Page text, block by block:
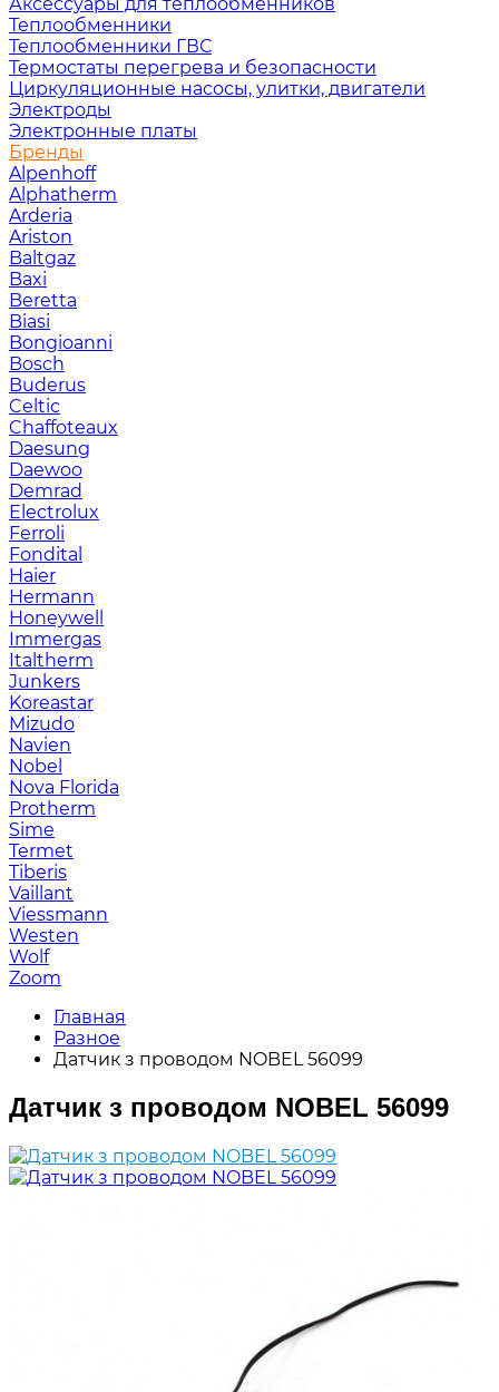
Теплообменники
Теплообменники ГВС
Термостаты перегрева и безопасности
Циркуляционные насосы, улитки, двигатели
Электроды
Электронные платы
Бренды
Alpenhoff
Alphatherm
Arderia
Ariston
Baltgaz
Baxi
Beretta
Biasi
Bongioanni
Bosch
Buderus
Celtic
Chaffoteaux
Daesung
Daewoo
Demrad
Electrolux
Ferroli
Fondital
Haier
Hermann
Honeywell
Immergas
Italtherm
Junkers
Koreastar
Mizudо
Navien
Nobel
Nova Florida
Protherm
Sime
Termet
Tiberis
Vaillant
Viessmann
Westen
Wolf
Zoom
Главная
Разное
Датчик з проводом NOBEL 56099
Датчик з проводом NOBEL 56099